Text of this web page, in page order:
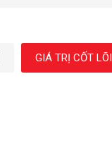
GIÁ TRỊ CỐT LÕI